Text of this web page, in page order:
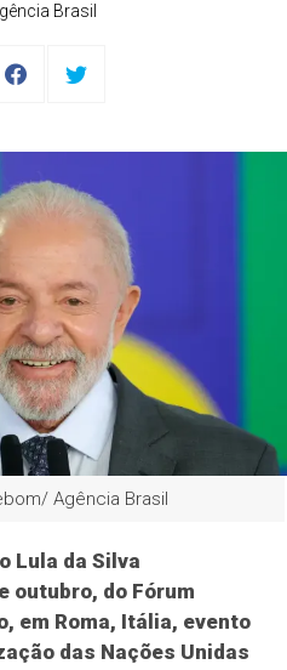
Brasil
Agência Brasil
Lula da Silva
outubro, do Fórum
em Roma, Itália, evento
das Nações Unidas